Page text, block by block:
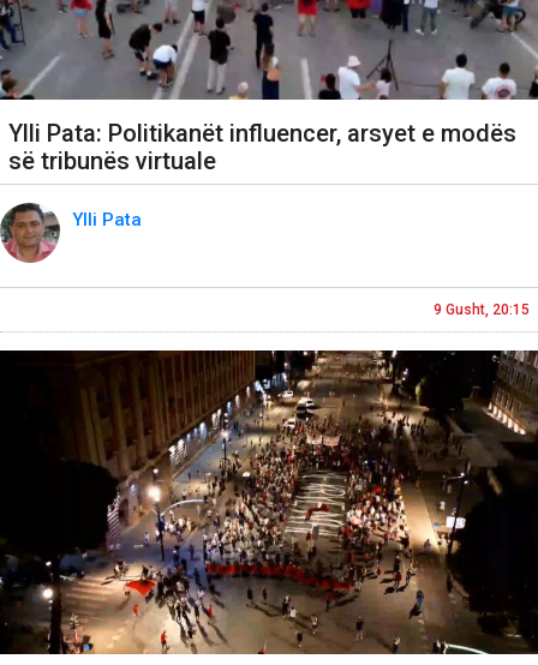
Ylli Pata: Politikanët influencer, arsyet e modës
së tribunës virtuale
Ylli Pata
9 Gusht, 20:15